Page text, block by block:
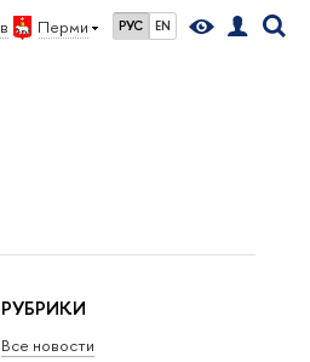
Перми РУС EN
РУБРИКИ
Все новости